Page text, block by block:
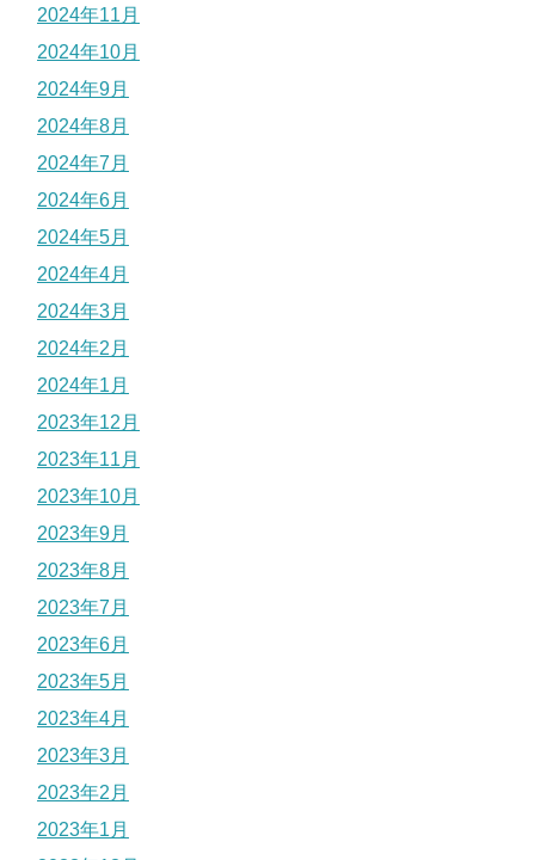
2024年11月
2024年10月
2024年9月
2024年8月
2024年7月
2024年6月
2024年5月
2024年4月
2024年3月
2024年2月
2024年1月
2023年12月
2023年11月
2023年10月
2023年9月
2023年8月
2023年7月
2023年6月
2023年5月
2023年4月
2023年3月
2023年2月
2023年1月